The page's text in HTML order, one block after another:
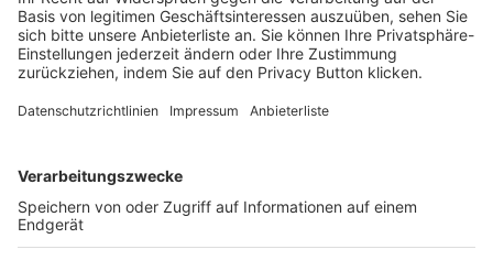
Login SpielPlus
FOLGE DEM BFV
TOP-VEREINE